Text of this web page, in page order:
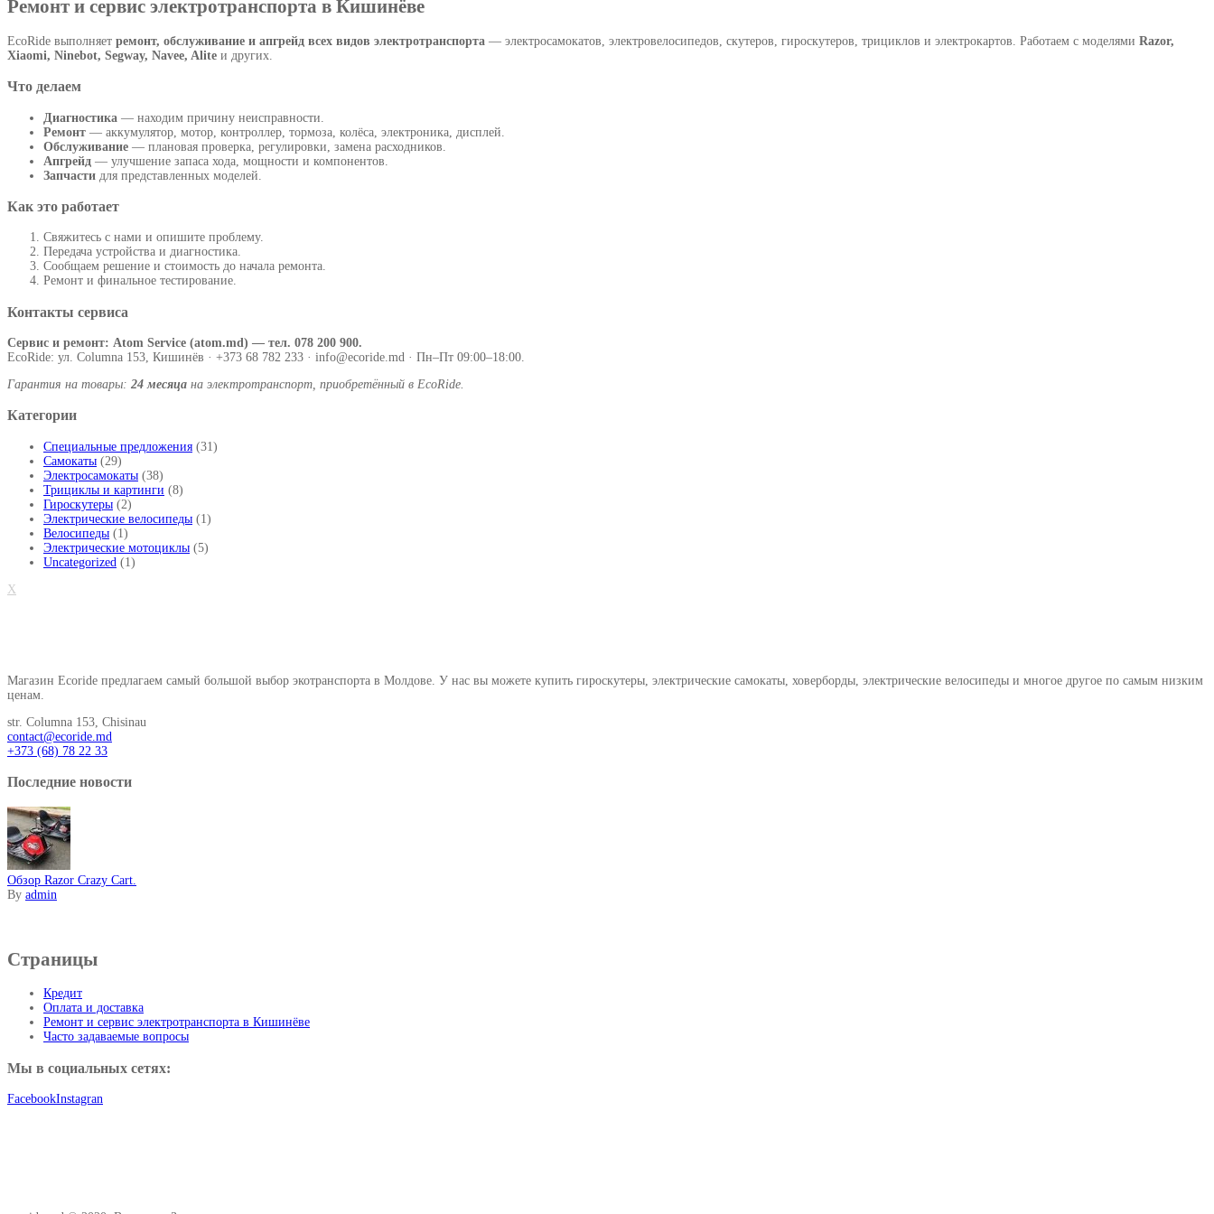
Ремонт и сервис электротранспорта в Кишинёве
EcoRide выполняет ремонт, обслуживание и апгрейд всех видов электротранспорта — электросамокатов, электровелосипедов, скутеров, гироскутеров, трициклов и электрокартов. Работаем с моделями Razor,
Xiaomi, Ninebot, Segway, Navee, Alite и других.
Что делаем
Диагностика — находим причину неисправности.
Ремонт — аккумулятор, мотор, контроллер, тормоза, колёса, электроника, дисплей.
Обслуживание — плановая проверка, регулировки, замена расходников.
Апгрейд — улучшение запаса хода, мощности и компонентов.
Запчасти для представленных моделей.
Как это работает
Свяжитесь с нами и опишите проблему.
Передача устройства и диагностика.
Сообщаем решение и стоимость до начала ремонта.
Ремонт и финальное тестирование.
Контакты сервиса
Сервис и ремонт: Atom Service (atom.md) — тел. 078 200 900.
EcoRide: ул. Columna 153, Кишинёв · +373 68 782 233 · info@ecoride.md · Пн–Пт 09:00–18:00.
Гарантия на товары: 24 месяца на электротранспорт, приобретённый в EcoRide.
Категории
Специальные предложения (31)
Самокаты (29)
Электросамокаты (38)
Трициклы и картинги (8)
Гироскутеры (2)
Электрические велосипеды (1)
Велосипеды (1)
Электрические мотоциклы (5)
Uncategorized (1)
X
Магазин Ecoride предлагаем самый большой выбор экотранспорта в Молдове. У нас вы можете купить гироскутеры, электрические самокаты, ховерборды, электрические велосипеды и многое другое по самым низким
ценам.
str. Columna 153, Chisinau
contact@ecoride.md
+373 (68) 78 22 33
Последние новости
Обзор Razor Crazy Cart.
By admin
Страницы
Кредит
Оплата и доставка
Ремонт и сервис электротранспорта в Кишинёве
Часто задаваемые вопросы
Мы в социальных сетях:
FacebookInstagran